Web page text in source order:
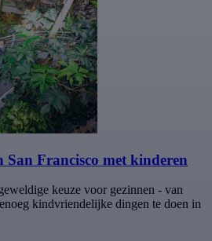
San Francisco met kinderen
keuze voor gezinnen - van
kindvriendelijke dingen te doen in